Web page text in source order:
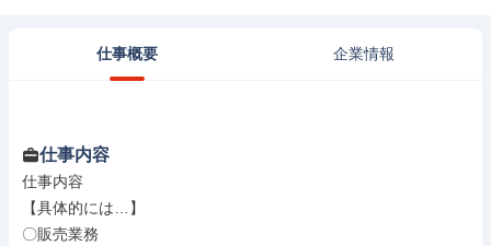
仕事概要 企業情報
仕事内容
仕事内容
【具体的には…】
〇販売業務